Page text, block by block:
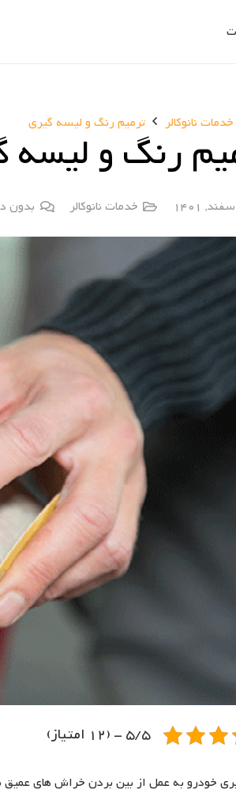
خدمات نانوکالر ترمیم رنگ و لیسه گیری
رنگ و لیسه
خدمات نانوکالر بدون
5/5 - (12 امتیاز)
خودرو به عمل از بین بردن خراش های